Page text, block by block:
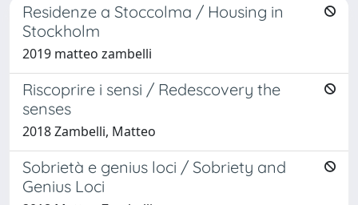
Residenze a Stoccolma / Housing in
Stockholm
2019 matteo zambelli
Riscoprire i sensi / Redescovery the
senses
2018 Zambelli, Matteo
Sobrietà e genius loci / Sobriety and
Genius Loci